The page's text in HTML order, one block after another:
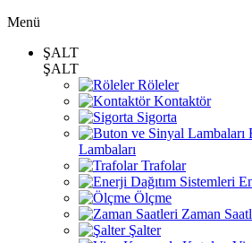
Menü
ŞALT
ŞALT
Röleler
Kontaktör
Sigorta
Lambaları
Trafolar
Ölçme
Zaman
Şalter